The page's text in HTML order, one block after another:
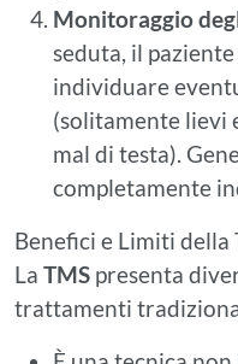
Monitoraggio
seduta, il
individuare
(solitamente lievi
mal di testa).
completamente
Benefici e Limiti della
La TMS presenta
trattamenti